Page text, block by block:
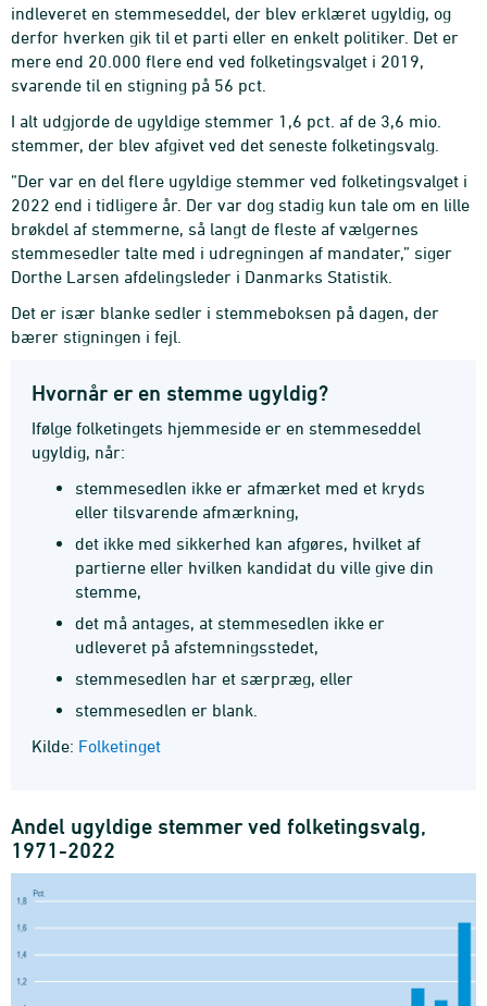
indleveret en stemmeseddel, der blev erklæret ugyldig, og
derfor hverken gik til et parti eller en enkelt politiker. Det er
mere end 20.000 flere end ved folketingsvalget i 2019,
svarende til en stigning på 56 pct.
I alt udgjorde de ugyldige stemmer 1,6 pct. af de 3,6 mio.
stemmer, der blev afgivet ved det seneste folketingsvalg.
”Der var en del flere ugyldige stemmer ved folketingsvalget i
2022 end i tidligere år. Der var dog stadig kun tale om en lille
brøkdel af stemmerne, så langt de fleste af vælgernes
stemmesedler talte med i udregningen af mandater,” siger
Dorthe Larsen afdelingsleder i Danmarks Statistik.
Det er især blanke sedler i stemmeboksen på dagen, der
bærer stigningen i fejl.
Hvornår er en stemme ugyldig?
Ifølge folketingets hjemmeside er en stemmeseddel
ugyldig, når:
stemmesedlen ikke er afmærket med et kryds
eller tilsvarende afmærkning,
det ikke med sikkerhed kan afgøres, hvilket af
partierne eller hvilken kandidat du ville give din
stemme,
det må antages, at stemmesedlen ikke er
udleveret på afstemningsstedet,
stemmesedlen har et særpræg, eller
stemmesedlen er blank.
Kilde: Folketinget
Andel ugyldige stemmer ved folketingsvalg,
1971-2022